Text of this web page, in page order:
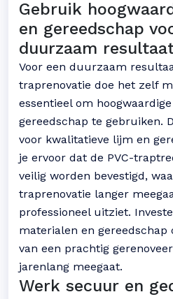
Gebruik
en gereedschap
duurzaam
Voor een duurzaam
traprenovatie doe het zelf
essentieel om
gereedschap te gebruiken.
voor kwalitatieve lijm en
je ervoor dat de PVC-
veilig worden bevestigd,
traprenovatie langer
professioneel uitziet.
materialen en gereedschap
van een prachtig
jarenlang meegaat.
Werk secuur en